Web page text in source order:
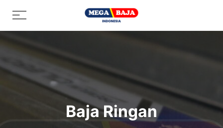
content
Menu
Baja Ringan